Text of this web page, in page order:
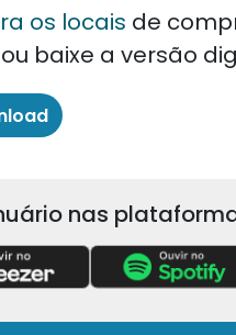
os locais de
baixe a versão
nas